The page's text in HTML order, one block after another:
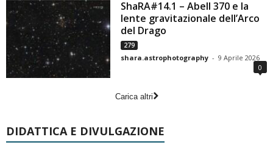
ShaRA#14.1 – Abell 370 e la
lente gravitazionale dell’Arco
del Drago
279
shara.astrophotography - 9 Aprile 2026
0
Carica altri
DIDATTICA E DIVULGAZIONE